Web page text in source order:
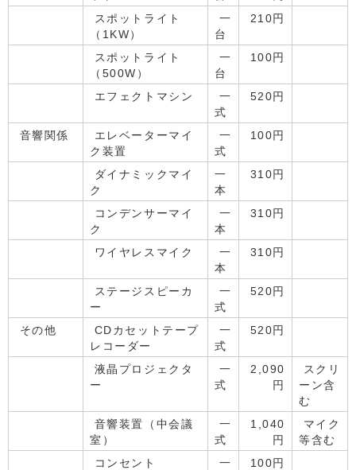
スポットライト
（1KW）
一
台
210円
スポットライト
（500W）
一
台
100円
エフェクトマシン
一
式
520円
音響関係
エレベーターマイ
ク装置
一
式
100円
ダイナミックマイ
ク
一
本
310円
コンデンサーマイ
ク
一
本
310円
ワイヤレスマイク
一
本
310円
ステージスピーカ
ー
一
式
520円
その他
CDカセットテープ
レコーダー
一
式
520円
液晶プロジェクタ
ー
一
式
2,090
円
スクリ
ーン含
む
音響装置（中会議
室）
一
式
1,040
円
マイク
等含む
コンセント
一 100円